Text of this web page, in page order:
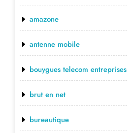
amazone
antenne mobile
bouygues telecom entreprises
brut en net
bureautique